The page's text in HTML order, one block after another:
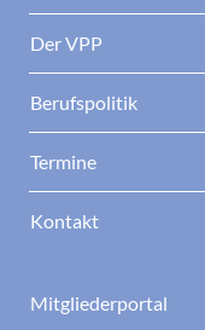
Der VPP
Berufspolitik
Termine
Kontakt
Mitgliederportal